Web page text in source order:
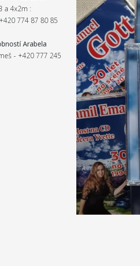
a 4x2m :
774 87 80 85
Arabela
- +420 777 245